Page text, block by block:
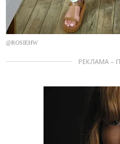
@ROSIEHW
РЕКЛАМА –